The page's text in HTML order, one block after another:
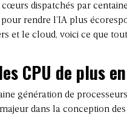
cœurs dispatchés par
rendre l’IA plus
et le cloud, voici ce que
CPU de plus
génération de
dans la conception